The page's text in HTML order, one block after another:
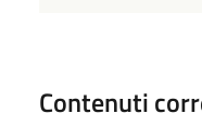
Contenuti